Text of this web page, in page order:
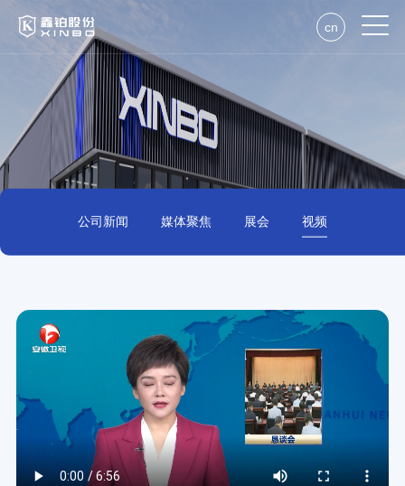
cn
公司新闻 媒体聚焦 展会 视频